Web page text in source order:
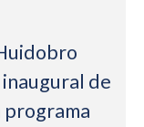
de
programa